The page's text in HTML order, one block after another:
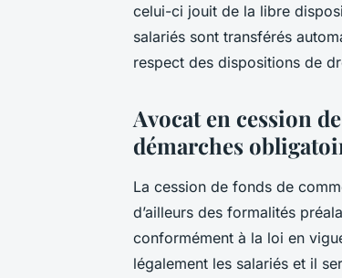
celui-ci jouit de la libre
salariés sont transférés
respect des dispositions de
Avocat en cession
démarches
La cession de fonds de
d’ailleurs des formalités
conformément à la loi en
légalement les salariés et il